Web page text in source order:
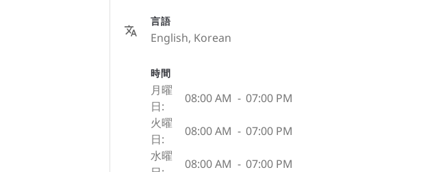
言語
English, Korean
時間
月曜
日:
08:00 AM - 07:00 PM
火曜
日:
08:00 AM - 07:00 PM
水曜
08:00 AM - 07:00 PM